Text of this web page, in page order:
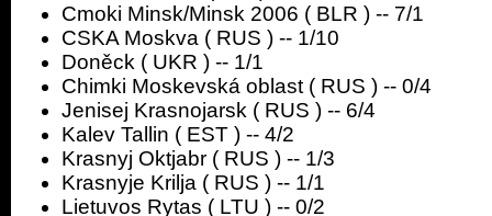
Cmoki Minsk/Minsk 2006 ( BLR ) -- 7/1
CSKA Moskva ( RUS ) -- 1/10
Doněck ( UKR ) -- 1/1
Chimki Moskevská oblast ( RUS ) -- 0/4
Jenisej Krasnojarsk ( RUS ) -- 6/4
Kalev Tallin ( EST ) -- 4/2
Krasnyj Oktjabr ( RUS ) -- 1/3
Krasnyje Krilja ( RUS ) -- 1/1
Lietuvos Rytas ( LTU ) -- 0/2